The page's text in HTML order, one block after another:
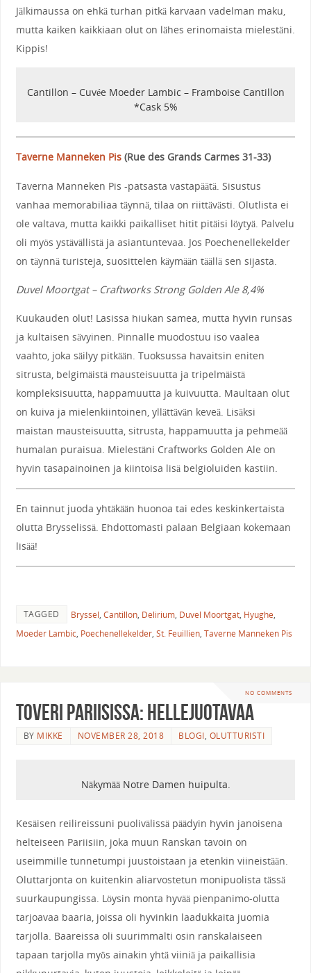
Jälkimaussa on ehkä turhan pitkä karvaan vadelman maku,
mutta kaiken kaikkiaan olut on lähes erinomaista mielestäni.
Kippis!
Cantillon – Cuvée Moeder Lambic – Framboise Cantillon
*Cask 5%
Taverne Manneken Pis(Rue des Grands Carmes 31-33)
Taverna Manneken Pis -patsasta vastapäätä. Sisustus
vanhaa memorabiliaa täynnä, tilaa on riittävästi. Olutlista ei
ole valtava, mutta kaikki paikalliset hitit pitäisi löytyä. Palvelu
oli myös ystävällistä ja asiantuntevaa. Jos Poechenellekelder
on täynnä turisteja, suosittelen käymään täällä sen sijasta.
Duvel Moortgat – Craftworks Strong Golden Ale 8,4%
Kuukauden olut! Lasissa hiukan samea, mutta hyvin runsas
ja kultaisen sävyinen. Pinnalle muodostuu iso vaalea
vaahto, joka säilyy pitkään. Tuoksussa havaitsin eniten
sitrusta, belgimäistä mausteisuutta ja tripelmäistä
kompleksisuutta, happamuutta ja kuivuutta. Maultaan olut
on kuiva ja mielenkiintoinen, yllättävän keveä. Lisäksi
maistan mausteisuutta, sitrusta, happamuutta ja pehmeää
humalan puraisua. Mielestäni Craftworks Golden Ale on
hyvin tasapainoinen ja kiintoisa lisä belgioluiden kastiin.
En tainnut juoda yhtäkään huonoa tai edes keskinkertaista
olutta Brysselissä. Ehdottomasti palaan Belgiaan kokemaan
lisää!
TAGGED Bryssel, Cantillon, Delirium, Duvel Moortgat, Hyughe,
Moeder Lambic, Poechenellekelder, St. Feuillien, Taverne Manneken Pis
NO COMMENTS
Toveri Pariisissa: Hellejuotavaa
BY MIKKE NOVEMBER 28, 2018 BLOGI, OLUTTURISTI
Näkymää Notre Damen huipulta.
Kesäisen reilireissuni puolivälissä päädyin hyvin janoisena
helteiseen Pariisiin, joka muun Ranskan tavoin on
useimmille tunnetumpi juustoistaan ja etenkin viineistään.
Oluttarjonta on kuitenkin aliarvostetun monipuolista tässä
suurkaupungissa. Löysin monta hyvää pienpanimo-olutta
tarjoavaa baaria, joissa oli hyvinkin laadukkaita juomia
tarjolla. Baareissa oli suurimmalti osin ranskalaiseen
tapaan tarjolla myös ainakin yhtä viiniä ja paikallisia